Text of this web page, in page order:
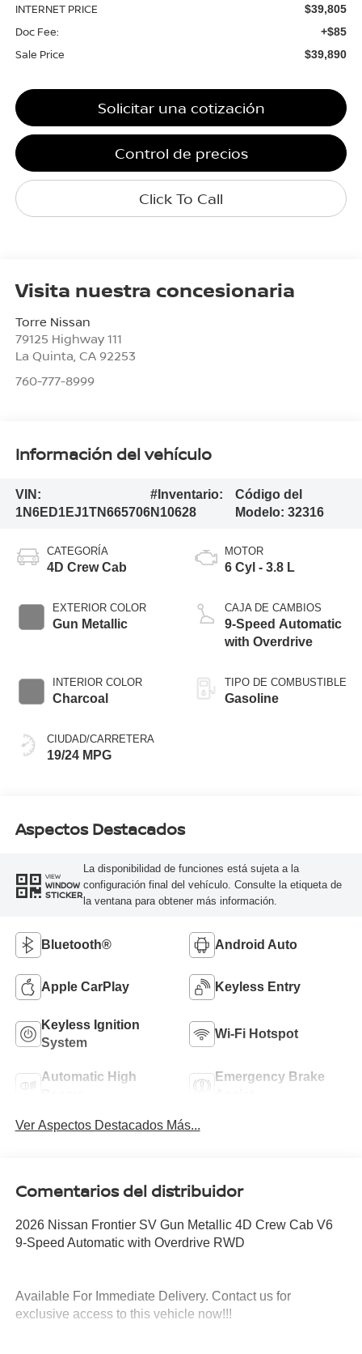
INTERNET PRICE $39,805
Doc Fee: +$85
Sale Price $39,890
Solicitar una cotización
Control de precios
Click To Call
Visita nuestra concesionaria
Torre Nissan
79125 Highway 111
La Quinta CA 92253
760-777-8999
Información del vehículo
VIN:
1N6ED1EJ1TN665706
#Inventario:
N10628
Código del
Modelo:32316
CATEGORÍA
4D Crew Cab
EXTERIOR COLOR
Gun Metallic
INTERIOR COLOR
Charcoal
CIUDAD/CARRETERA
19/24 MPG
MOTOR
6 Cyl - 3.8 L
CAJA DE CAMBIOS
9-Speed Automatic
with Overdrive
TIPO DE COMBUSTIBLE
Gasoline
Aspectos Destacados
VIEW
WINDOW
STICKER
La disponibilidad de funciones está sujeta a la
configuración final del vehículo. Consulte la etiqueta de
la ventana para obtener más información.
Bluetooth® Android Auto
Apple CarPlay Keyless Entry
Keyless Ignition
System
Wi-Fi Hotspot
Automatic High
Emergency Brake
Ver Aspectos Destacados Más...
Comentarios del distribuidor
2026 Nissan Frontier SV Gun Metallic 4D Crew Cab V6
9-Speed Automatic with Overdrive RWD
Available For Immediate Delivery. Contact us for
exclusive access to this vehicle now!!!